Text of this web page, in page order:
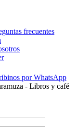
frecuentes
por WhatsApp
- Libros y café